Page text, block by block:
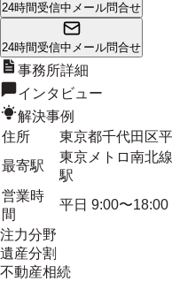
24時間受信中 メール問合せ
24時間受信中 メール問合せ
事務所詳細
インタビュー
解決事例
住所
東京都千代田区
最寄駅
東京メトロ南北
駅
営業時
間
平日 9:00〜18:00
注力分野
遺産分割
不動産相続